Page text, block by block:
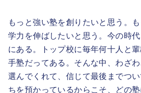
もっと強い塾を創りたいと思う。
学力を伸ばしたいと思う。今の時
にある。トップ校に毎年何十人と
手塾だってある。そんな中、わざ
選んでくれて、信じて最後までつ
ちを預かっているからこそ、どの